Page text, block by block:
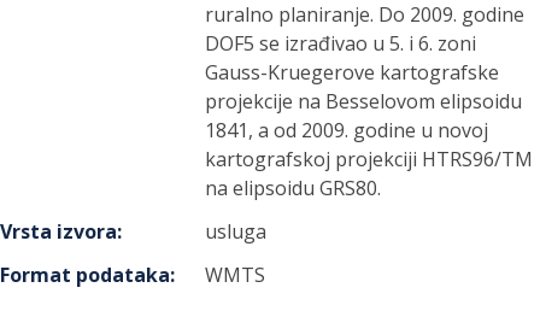
ruralno planiranje. Do 2009. godine
DOF5 se izrađivao u 5. i 6. zoni
Gauss-Kruegerove kartografske
projekcije na Besselovom elipsoidu
1841, a od 2009. godine u novoj
kartografskoj projekciji HTRS96/TM
na elipsoidu GRS80.
Vrsta izvora:
usluga
Format podataka:
WMTS